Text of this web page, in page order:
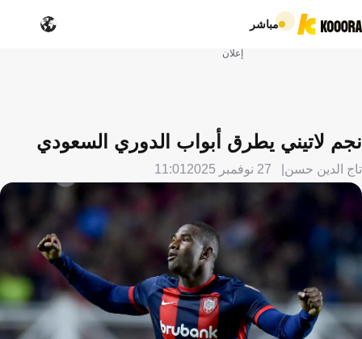
مباشر
إعلان
نجم لاتيني يطرق أبواب الدوري السعودي
تاج الدين حسن 27 نوفمبر 2025 11:01